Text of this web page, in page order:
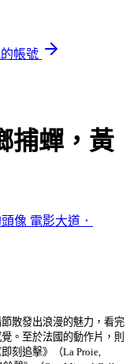
帳號
捕蟬，黃
電影大道．
散發出浪漫的魅力，看完
。至於法國的動作片，則
刻追擊》（La Proie,